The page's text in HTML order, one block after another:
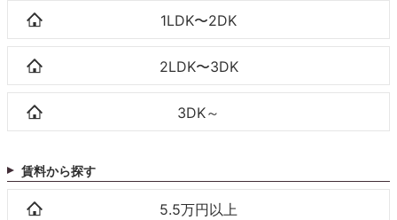
1LDK〜2DK
2LDK〜3DK
3DK～
賃料から探す
5.5万円以上